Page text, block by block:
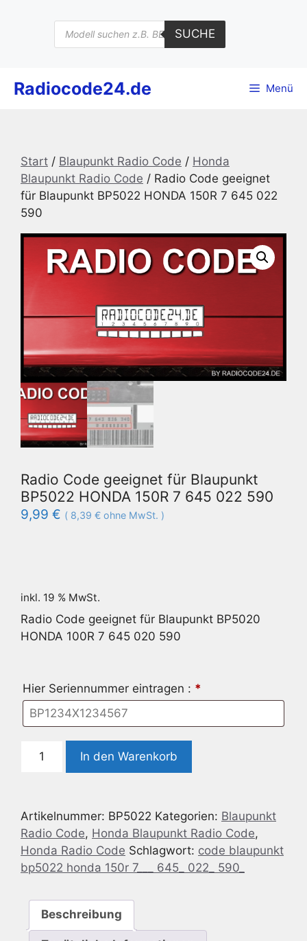
Products
search
SUCHE
Radiocode24.de Menü
Start / Blaupunkt Radio Code / Honda
Blaupunkt Radio Code / Radio Code geeignet
für Blaupunkt BP5022 HONDA 150R 7 645 022
590
Radio Code geeignet für Blaupunkt
BP5022 HONDA 150R 7 645 022 590
9,99 € ( 8,39 € ohne MwSt. )
inkl. 19 % MwSt.
Radio Code geeignet für Blaupunkt BP5020
HONDA 100R 7 645 020 590
Hier Seriennummer eintragen : *
Code
Blaupunkt
BP5022
HONDA
150R
645
In den Warenkorb
Artikelnummer: BP5022 Kategorien: Blaupunkt
Radio Code, Honda Blaupunkt Radio Code,
Honda Radio Code Schlagwort: code blaupunkt
bp5022 honda 150r 7___ 645_ 022_ 590_
Beschreibung